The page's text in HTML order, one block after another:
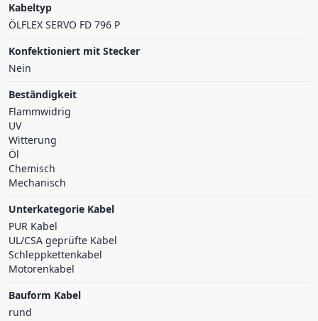
Kabeltyp
ÖLFLEX SERVO FD 796 P
Konfektioniert mit Stecker
Nein
Beständigkeit
Flammwidrig
UV
Witterung
Öl
Chemisch
Mechanisch
Unterkategorie Kabel
PUR Kabel
UL/CSA geprüfte Kabel
Schleppkettenkabel
Motorenkabel
Bauform Kabel
rund